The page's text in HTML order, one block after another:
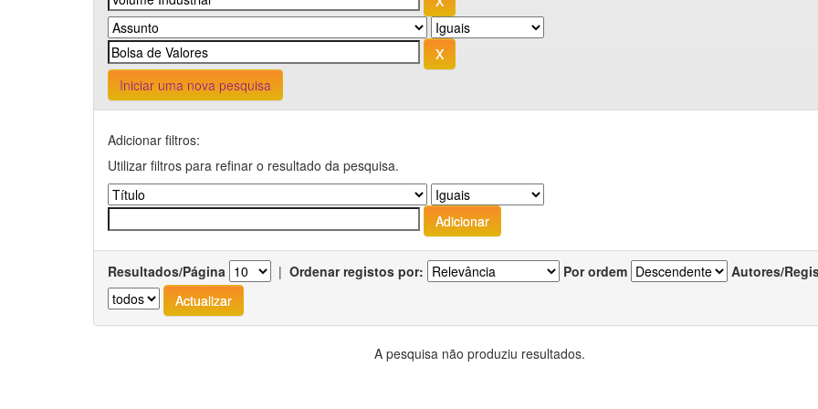
Iniciar uma nova pesquisa
Adicionar filtros:
Utilizar filtros para refinar o resultado da pesquisa.
Resultados/Página | Ordenar registos por: Por ordem Autores/
A pesquisa não produziu resultados.